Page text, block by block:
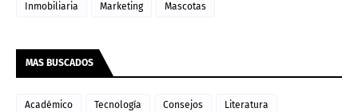
Inmobiliaria Marketing Mascotas
MAS BUSCADOS
Académico Tecnología Consejos Literatura